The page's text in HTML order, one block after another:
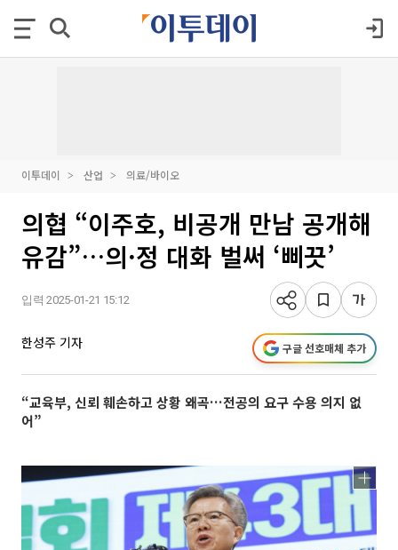
이투데이 산업 의료/바이오
의협 “이주호, 비공개 만남 공개해
유감”…의·정 대화 벌써 ‘삐끗’
입력 2025-01-21 15:12
한성주 기자 구글 선호매체 추가
“교육부, 신뢰 훼손하고 상황 왜곡…전공의 요구 수용 의지 없
어”